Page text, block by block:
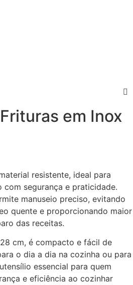
em Inox
resistente, ideal para
segurança e praticidade.
manuseio preciso, evitando
quente e proporcionando maior
das receitas.
cm, é compacto e fácil de
o dia a dia na cozinha ou para
essencial para quem
e eficiência ao cozinhar